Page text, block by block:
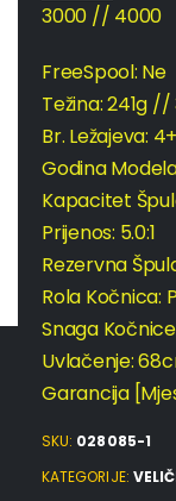
3000 // 4000
FreeSpool: Ne
Težina: 241g //
Br. Ležajeva:
Godina
Kapacitet
Prijenos: 5.0:1
Rezervna
Rola Kočnica:
Snaga
Uvlačenje:
Garancija
SKU: 028085-1
KATEGORIJE: